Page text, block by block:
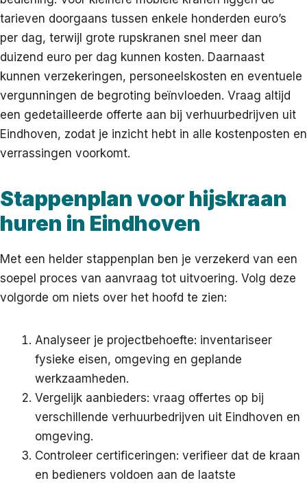
tarieven doorgaans tussen enkele honderden euro’s
per dag, terwijl grote rupskranen snel meer dan
duizend euro per dag kunnen kosten. Daarnaast
kunnen verzekeringen, personeelskosten en eventuele
vergunningen de begroting beïnvloeden. Vraag altijd
een gedetailleerde offerte aan bij verhuurbedrijven uit
Eindhoven, zodat je inzicht hebt in alle kostenposten en
verrassingen voorkomt.
Stappenplan voor hijskraan
huren in Eindhoven
Met een helder stappenplan ben je verzekerd van een
soepel proces van aanvraag tot uitvoering. Volg deze
volgorde om niets over het hoofd te zien:
Analyseer je projectbehoefte: inventariseer
fysieke eisen, omgeving en geplande
werkzaamheden.
Vergelijk aanbieders: vraag offertes op bij
verschillende verhuurbedrijven uit Eindhoven en
omgeving.
Controleer certificeringen: verifieer dat de kraan
en bedieners voldoen aan de laatste